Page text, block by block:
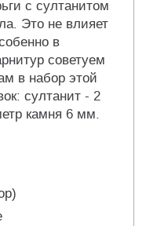
с султанитом
Это не влияет
в
советуем
в набор этой
султанит - 2
камня 6 мм.